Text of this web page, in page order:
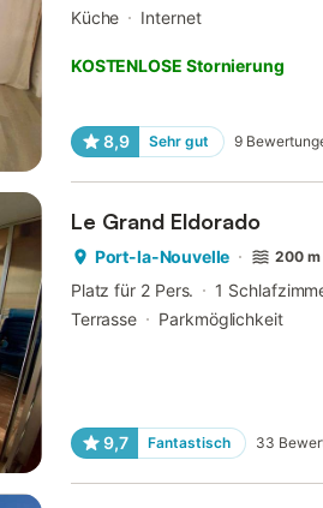
Küche
Internet
KOSTENLOSE Stornierung
8,9 Sehr gut 9
Le Grand Eldorado
Port-la-Nouvelle 200
Platz für 2 Pers. 1
Terrasse
Parkmöglichkeit
9,7 Fantastisch 33